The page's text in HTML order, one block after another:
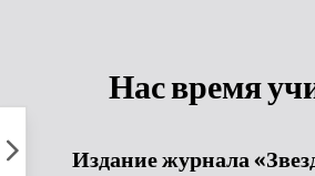
Нас время
Издание журнала